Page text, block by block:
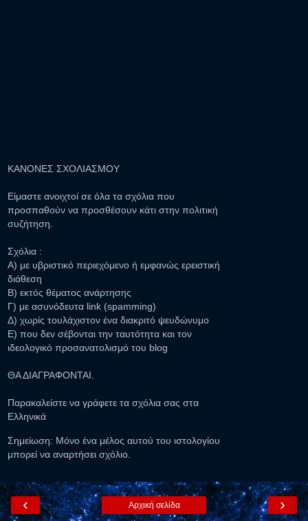
ΚΑΝΟΝΕΣ ΣΧΟΛΙΑΣΜΟΥ
Είμαστε ανοιχτοί σε όλα τα σχόλια που
προσπαθούν να προσθέσουν κάτι στην πολιτική
συζήτηση.
Σχόλια :
Α) με υβριστικό περιεχόμενο ή εμφανώς ερειστική
διάθεση
Β) εκτός θέματος ανάρτησης
Γ) με ασυνόδευτα link (spamming)
Δ) χωρίς τουλάχιστον ένα διακριτό ψευδώνυμο
Ε) που δεν σέβονται την ταυτότητα και τον
ιδεολογικό προσανατολισμό του blog
ΘΑ ΔΙΑΓΡΑΦΟΝΤΑΙ.
Παρακαλείστε να γράφετε τα σχόλια σας στα
Ελληνικά
Σημείωση: Μόνο ένα μέλος αυτού του ιστολογίου
μπορεί να αναρτήσει σχόλιο.
‹ ›
Αρχική σελίδα